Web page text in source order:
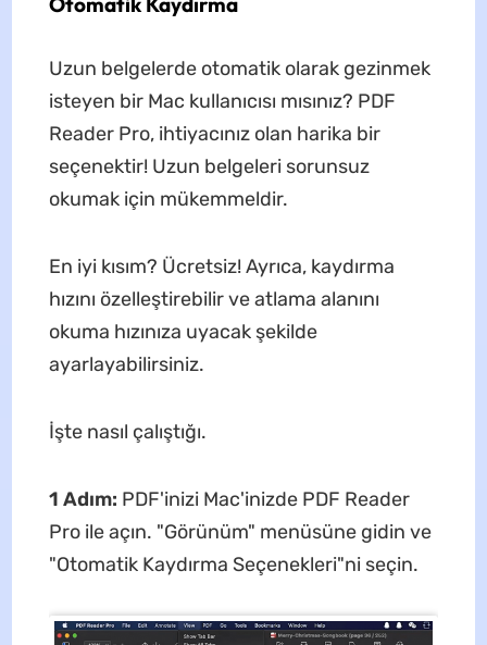
Uzun belgelerde otomatik olarak gezinmek
isteyen bir Mac kullanıcısı mısınız? PDF
Reader Pro, ihtiyacınız olan harika bir
seçenektir! Uzun belgeleri sorunsuz
okumak için mükemmeldir.
En iyi kısım? Ücretsiz! Ayrıca, kaydırma
hızını özelleştirebilir ve atlama alanını
okuma hızınıza uyacak şekilde
ayarlayabilirsiniz.
İşte nasıl çalıştığı.
1 Adım: PDF'inizi Mac'inizde PDF Reader
Pro ile açın. "Görünüm" menüsüne gidin ve
"Otomatik Kaydırma Seçenekleri"ni seçin.